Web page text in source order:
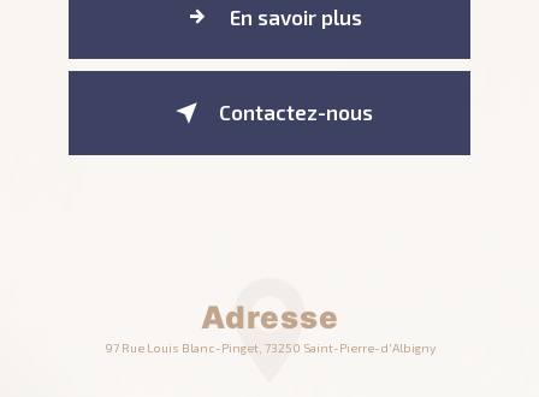
En savoir plus
Contactez-nous
Adresse
97 Rue Louis Blanc-Pinget, 73250 Saint-Pierre-d'Albigny